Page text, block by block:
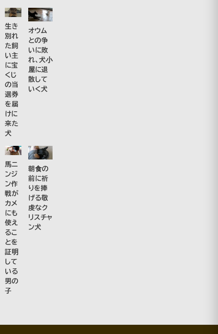
生き
別れ
た飼
い主
に宝
くじ
の当
選券
を届
けに
来た
犬
オウム
との争
いに敗
れ、犬小
屋に退
散して
いく犬
馬ニ
ンジ
ン作
戦が
カメ
にも
使え
るこ
とを
証明
して
いる
男の
子
朝食の
前に祈
りを捧
げる敬
虔なク
リスチャ
ン犬